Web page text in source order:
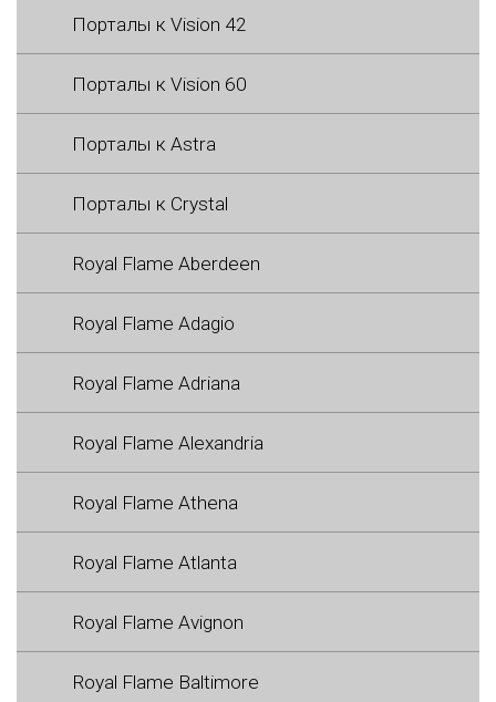
Порталы к Vision 42
Порталы к Vision 60
Порталы к Astra
Порталы к Crystal
Royal Flame Aberdeen
Royal Flame Adagio
Royal Flame Adriana
Royal Flame Alexandria
Royal Flame Athena
Royal Flame Atlanta
Royal Flame Avignon
Royal Flame Baltimore